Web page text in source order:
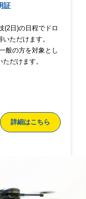
証
(2⽇)の⽇程でドロ
ただけます。
般の⽅を対象とし
だけます。
詳細はこちら